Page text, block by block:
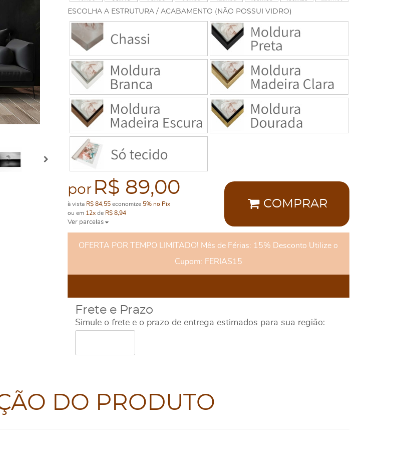
ESCOLHA A ESTRUTURA / ACABAMENTO (NÃO POSSUI VIDRO)
por R$ 89,00
à vista R$ 84,55economize 5% no Pix
ou em 12xde R$ 8,94
Ver parcelas
COMPRAR
OFERTA POR TEMPO LIMITADO! Mês de Férias: 15% Desconto Utilize o
Cupom: FERIAS15
Frete e Prazo
Simule o frete e o prazo de entrega estimados para sua região:
DO PRODUTO